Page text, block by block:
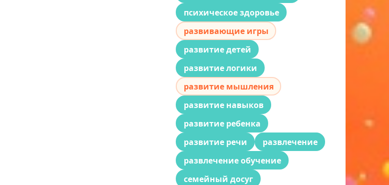
психическое здоровье
развивающие игры
развитие детей
развитие логики
развитие мышления
развитие навыков
развитие ребенка
развитие речи
развлечение
развлечение обучение
семейный досуг